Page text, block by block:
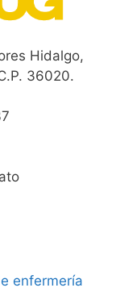
Hidalgo,
36020.
enfermería